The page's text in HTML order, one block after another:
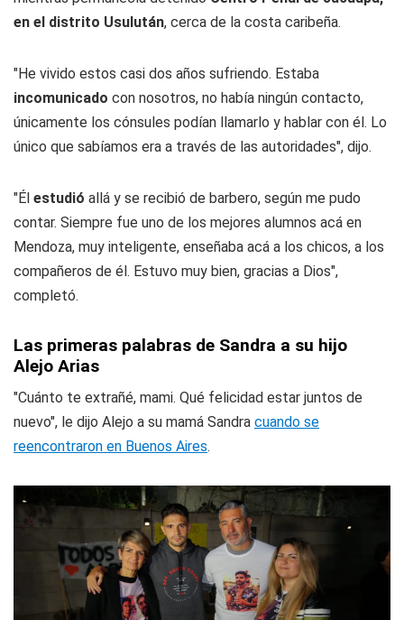
en el distrito Usulután, cerca de la costa caribeña.
"He vivido estos casi dos años sufriendo. Estaba
incomunicado con nosotros, no había ningún contacto,
únicamente los cónsules podían llamarlo y hablar con él. Lo
único que sabíamos era a través de las autoridades", dijo.
"Él estudió allá y se recibió de barbero, según me pudo
contar. Siempre fue uno de los mejores alumnos acá en
Mendoza, muy inteligente, enseñaba acá a los chicos, a los
compañeros de él. Estuvo muy bien, gracias a Dios",
completó.
Las primeras palabras de Sandra a su hijo
Alejo Arias
"Cuánto te extrañé, mami. Qué felicidad estar juntos de
nuevo", le dijo Alejo a su mamá Sandra cuando se
reencontraron en Buenos Aires.